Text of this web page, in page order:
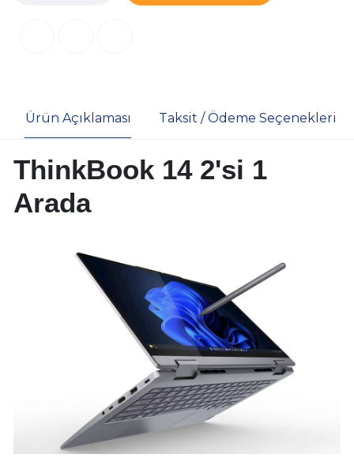
Ürün Açıklaması Taksit / Ödeme Seçenekleri
ThinkBook 14 2'si 1
Arada